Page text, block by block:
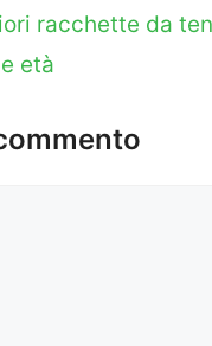
racchette da
età